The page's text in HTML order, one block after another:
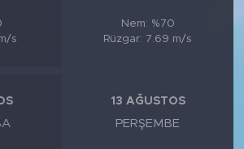
s
Nem: %70
Rüzgar: 7.69 m/s
13 AĞUSTOS
PERŞEMBE